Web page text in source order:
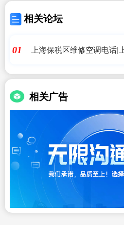
相关论坛
01
上海保税区维修空调电话|
相关广告